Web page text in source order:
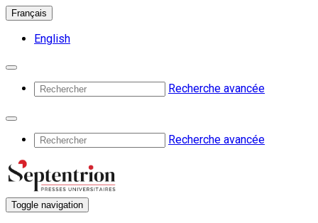
Français
English
Recherche avancée
Recherche avancée
Toggle navigation